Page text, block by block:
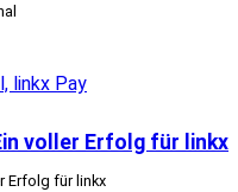
voller Erfolg für linkx
Erfolg für linkx